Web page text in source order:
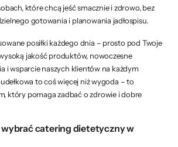
które chcą jeść smacznie i zdrowo, bez
gotowania i planowania jadłospisu.
posiłki każdego dnia – prosto pod Twoje
jakość produktów, nowoczesne
i wsparcie naszych klientów na każdym
to coś więcej niż wygoda – to
który pomaga zadbać o zdrowie i dobre
catering dietetyczny w